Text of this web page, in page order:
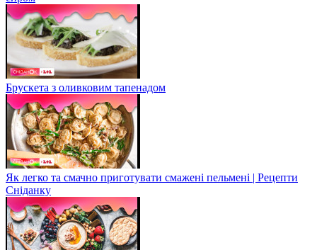
Брускета з оливковим тапенадом
Як легко та смачно приготувати смажені пельмені | Рецепти
Сніданку